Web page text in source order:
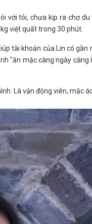
với tôi, chưa kịp ra chợ
việt quất trong 30 phút.
tài khoản của Lin có
"ăn mặc càng ngày
Là vận động viên, mặc